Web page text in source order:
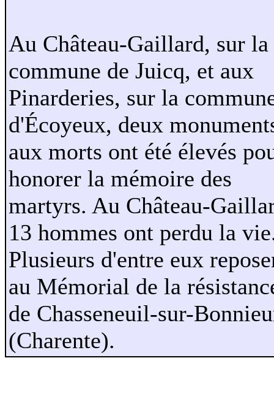
Au Château-Gaillard, sur la
commune de Juicq, et aux
Pinarderies, sur la
d'Écoyeux, deux
aux morts ont été élevés
honorer la mémoire des
martyrs. Au Château-
13 hommes ont perdu la
Plusieurs d'entre eux
au Mémorial de la
de Chasseneuil-sur-
(Charente).